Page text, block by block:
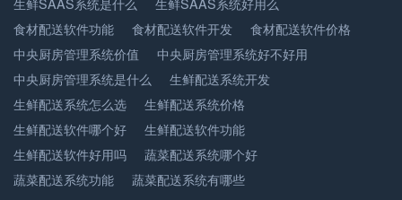
食材配送软件功能
食材配送软件开发
食材配送软件价格
中央厨房管理系统价值
中央厨房管理系统好不好用
中央厨房管理系统是什么
生鲜配送系统开发
生鲜配送系统怎么选
生鲜配送系统价格
生鲜配送软件哪个好
生鲜配送软件功能
生鲜配送软件好用吗
蔬菜配送系统哪个好
蔬菜配送系统功能
蔬菜配送系统有哪些